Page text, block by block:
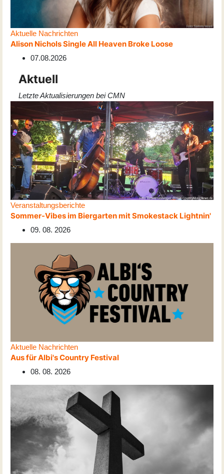
Aktuelle Nachrichten
Alison Nichols Single All Heaven Broke Loose
07.08.2026
Aktuell
Letzte Aktualisierungen bei CMN
Veranstaltungsberichte
Sommer-Vibes im Biergarten mit Smokestack Lightnin'
09. 08. 2026
Aktuelle Nachrichten
Aus für Albi's Country Festival
08. 08. 2026